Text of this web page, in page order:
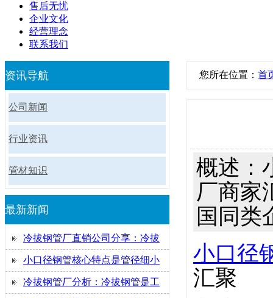
售后无忧
企业文化
经营理念
联系我们
资讯导航
公司新闻
行业资讯
管材知识
最新新闻
冷拔钢管厂直销公司分享：冷拔
小口径钢管核心特点是管径细小
冷拔钢管厂分析：冷拔钢管是工
您所在位置： 首
概述：
厂商家
国同类
小口径
汇聚